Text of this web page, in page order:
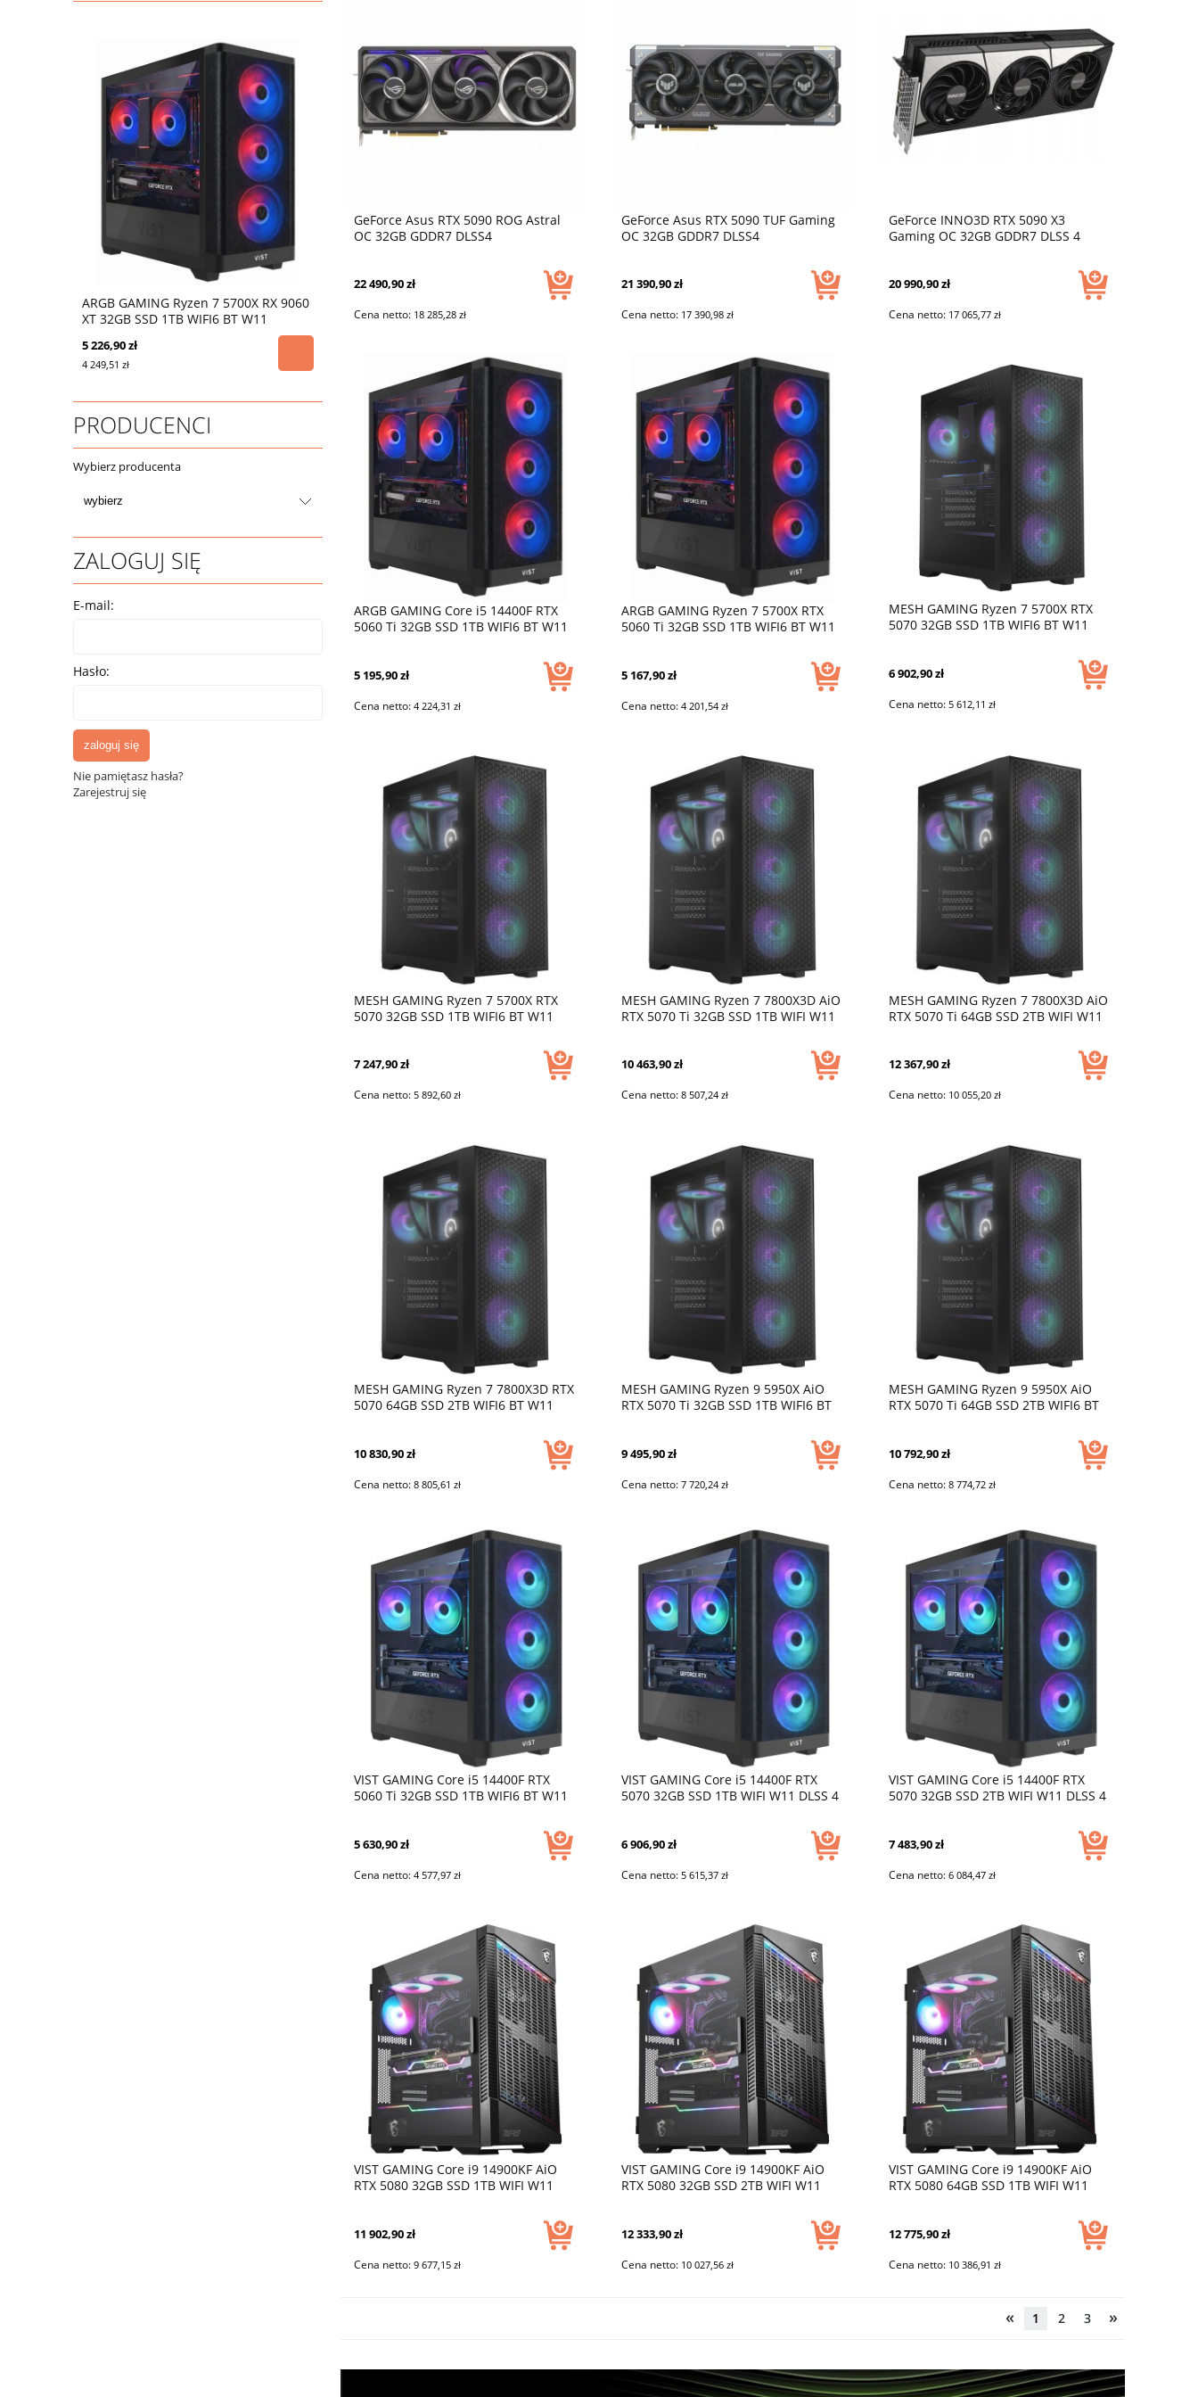
ARGB GAMING Ryzen 7 5700X RX 9060
XT 32GB SSD 1TB WIFI6 BT W11
5 226,90 zł
4 249,51 zł
PRODUCENCI
Wybierz producenta
ZALOGUJ SIĘ
E-mail:
Hasło:
zaloguj się
Nie pamiętasz hasła?
Zarejestruj się
GeForce Asus RTX 5090 ROG Astral
OC 32GB GDDR7 DLSS4
22 490,90 zł
Cena netto: 18 285,28 zł
GeForce Asus RTX 5090 TUF Gaming
OC 32GB GDDR7 DLSS4
21 390,90 zł
Cena netto: 17 390,98 zł
GeForce INNO3D RTX 5090 X3
Gaming OC 32GB GDDR7 DLSS 4
20 990,90 zł
Cena netto: 17 065,77 zł
ARGB GAMING Core i5 14400F RTX
5060 Ti 32GB SSD 1TB WIFI6 BT W11
5 195,90 zł
Cena netto: 4 224,31 zł
ARGB GAMING Ryzen 7 5700X RTX
5060 Ti 32GB SSD 1TB WIFI6 BT W11
5 167,90 zł
Cena netto: 4 201,54 zł
MESH GAMING Ryzen 7 5700X RTX
5070 32GB SSD 1TB WIFI6 BT W11
6 902,90 zł
Cena netto: 5 612,11 zł
MESH GAMING Ryzen 7 5700X RTX
5070 32GB SSD 1TB WIFI6 BT W11
7 247,90 zł
Cena netto: 5 892,60 zł
MESH GAMING Ryzen 7 7800X3D AiO
RTX 5070 Ti 32GB SSD 1TB WIFI W11
10 463,90 zł
Cena netto: 8 507,24 zł
MESH GAMING Ryzen 7 7800X3D AiO
RTX 5070 Ti 64GB SSD 2TB WIFI W11
12 367,90 zł
Cena netto: 10 055,20 zł
MESH GAMING Ryzen 7 7800X3D RTX
5070 64GB SSD 2TB WIFI6 BT W11
10 830,90 zł
Cena netto: 8 805,61 zł
MESH GAMING Ryzen 9 5950X AiO
RTX 5070 Ti 32GB SSD 1TB WIFI6 BT
9 495,90 zł
Cena netto: 7 720,24 zł
MESH GAMING Ryzen 9 5950X AiO
RTX 5070 Ti 64GB SSD 2TB WIFI6 BT
10 792,90 zł
Cena netto: 8 774,72 zł
VIST GAMING Core i5 14400F RTX
5060 Ti 32GB SSD 1TB WIFI6 BT W11
5 630,90 zł
Cena netto: 4 577,97 zł
VIST GAMING Core i5 14400F RTX
5070 32GB SSD 1TB WIFI W11 DLSS 4
6 906,90 zł
Cena netto: 5 615,37 zł
VIST GAMING Core i5 14400F RTX
5070 32GB SSD 2TB WIFI W11 DLSS 4
7 483,90 zł
Cena netto: 6 084,47 zł
VIST GAMING Core i9 14900KF AiO
RTX 5080 32GB SSD 1TB WIFI W11
11 902,90 zł
Cena netto: 9 677,15 zł
VIST GAMING Core i9 14900KF AiO
RTX 5080 32GB SSD 2TB WIFI W11
12 333,90 zł
Cena netto: 10 027,56 zł
VIST GAMING Core i9 14900KF AiO
RTX 5080 64GB SSD 1TB WIFI W11
12 775,90 zł
Cena netto: 10 386,91 zł
« 1 2 3 »